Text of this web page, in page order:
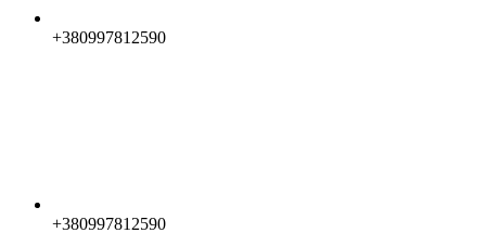
+380997812590
+380997812590